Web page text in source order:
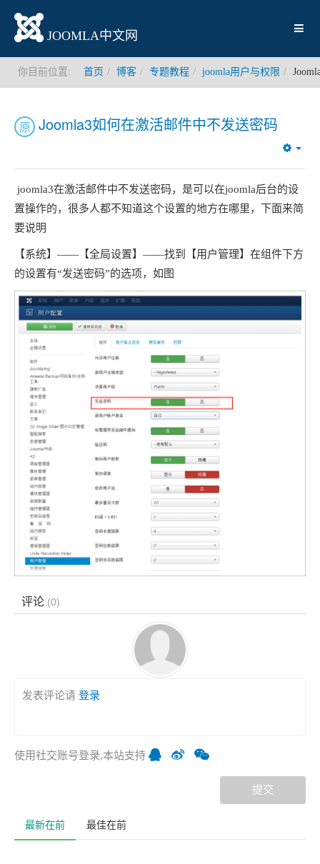
JOOMLA中文网
你目前位置: 首页 博客 专题教程 joomla用户与权限
Joomla3如何在激活邮件中不发送密码
原
joomla3在激活邮件中不发送密码，是可以在joomla后台的设
置操作的，很多人都不知道这个设置的地方在哪里，下面来简
要说明
【系统】——【全局设置】——找到【用户管理】在组件下方
的设置有“发送密码”的选项，如图
评论 (0)
发表评论请 登录
使用社交账号登录,本站支持
提交
最新在前 最佳在前